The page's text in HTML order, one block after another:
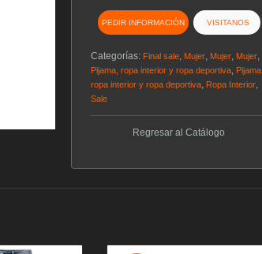
PEDIR INFORMACIÓN VISITANOS
Categorías: Final sale, Mujer, Mujer, Mujer,
Pijama, ropa interior y ropa deportiva, Pijama,
ropa interior y ropa deportiva, Ropa Interior,
Sale
Regresar al Catálogo